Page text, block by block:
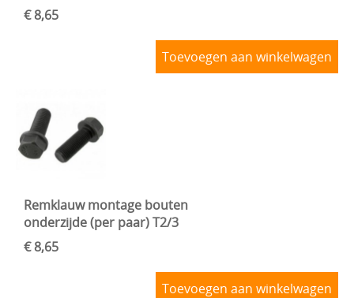
€ 8,65
Toevoegen aan winkelwagen
Remklauw montage bouten
onderzijde (per paar) T2/3
€ 8,65
Toevoegen aan winkelwagen